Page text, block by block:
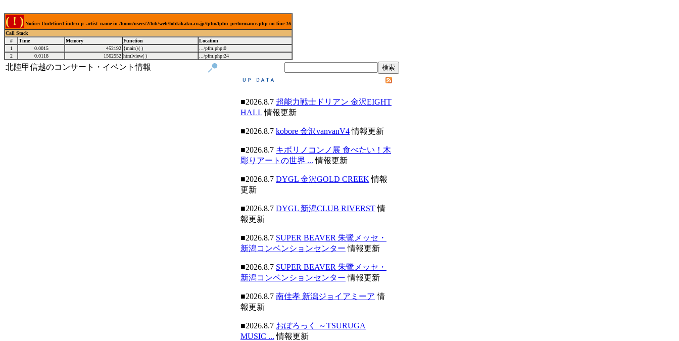
( ! ) Notice: Undefined index: p_artist_name in /home/users/2/fob/web/fobkikaku.co.jp/tplm/tplm_performance.php on line 16
Call Stack
#
Time Memory Function
Location
1
0.0015 452192 {main}( ) .../pfm.php:0
2
0.0118 1562552 htmlview( ) .../pfm.php:24
北陸甲信越のコンサート・イベント情報
■2026.8.7 超能力戦士ドリアン 金沢EIGHT
HALL情報更新
■2026.8.7 kobore 金沢vanvanV4情報更新
■2026.8.7 キボリノコンノ展 食べたい！木
彫りアートの世界 ... 情報更新
■2026.8.7 DYGL 金沢GOLD CREEK 情報
更新
■2026.8.7 DYGL 新潟CLUB RIVERST情
報更新
■2026.8.7 SUPER BEAVER 朱鷺メッセ・
新潟コンベンションセンター 情報更新
■2026.8.7 SUPER BEAVER 朱鷺メッセ・
新潟コンベンションセンター 情報更新
■2026.8.7 南佳孝 新潟ジョイアミーア 情
報更新
■2026.8.7 おぼろっく ～TSURUGA
MUSIC ... 情報更新